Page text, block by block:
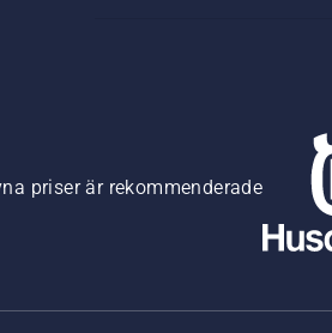
priser är rekommenderade